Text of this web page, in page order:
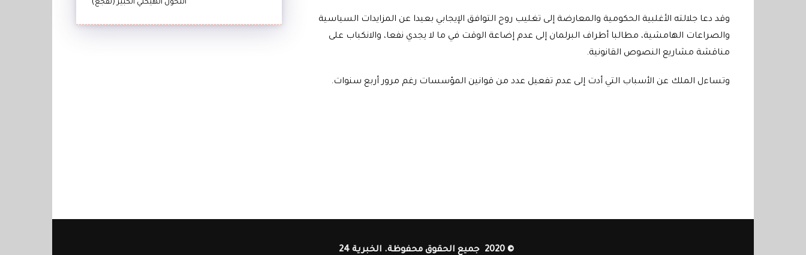
وقد دعا جلالته الأغلبية الحكومية والمعارضة إلى تغليب روح التوافق الإيجابي بعيدا عن المزايدات السياسية
والصراعات الهامشية، مطالبا أطراف البرلمان إلى عدم إضاعة الوقت في ما لا يجدي نفعا، والانكباب على
مناقشة مشاريع النصوص القانونية.
وتساءل الملك عن الأسباب التي أدت إلى عدم تفعيل عدد من قوانين المؤسسات رغم مرور أربع سنوات.
التحول الهيكلي الكبير (لقجع)
© 2020 جميع الحقوق محفوظة. الخبرية 24